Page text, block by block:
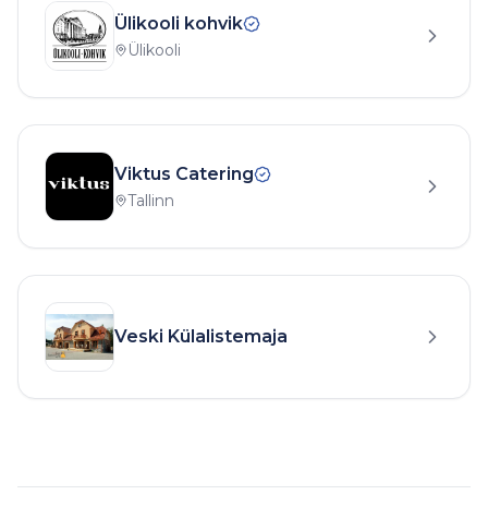
Ülikooli kohvik
Ülikooli
Viktus Catering
Tallinn
Veski Külalistemaja